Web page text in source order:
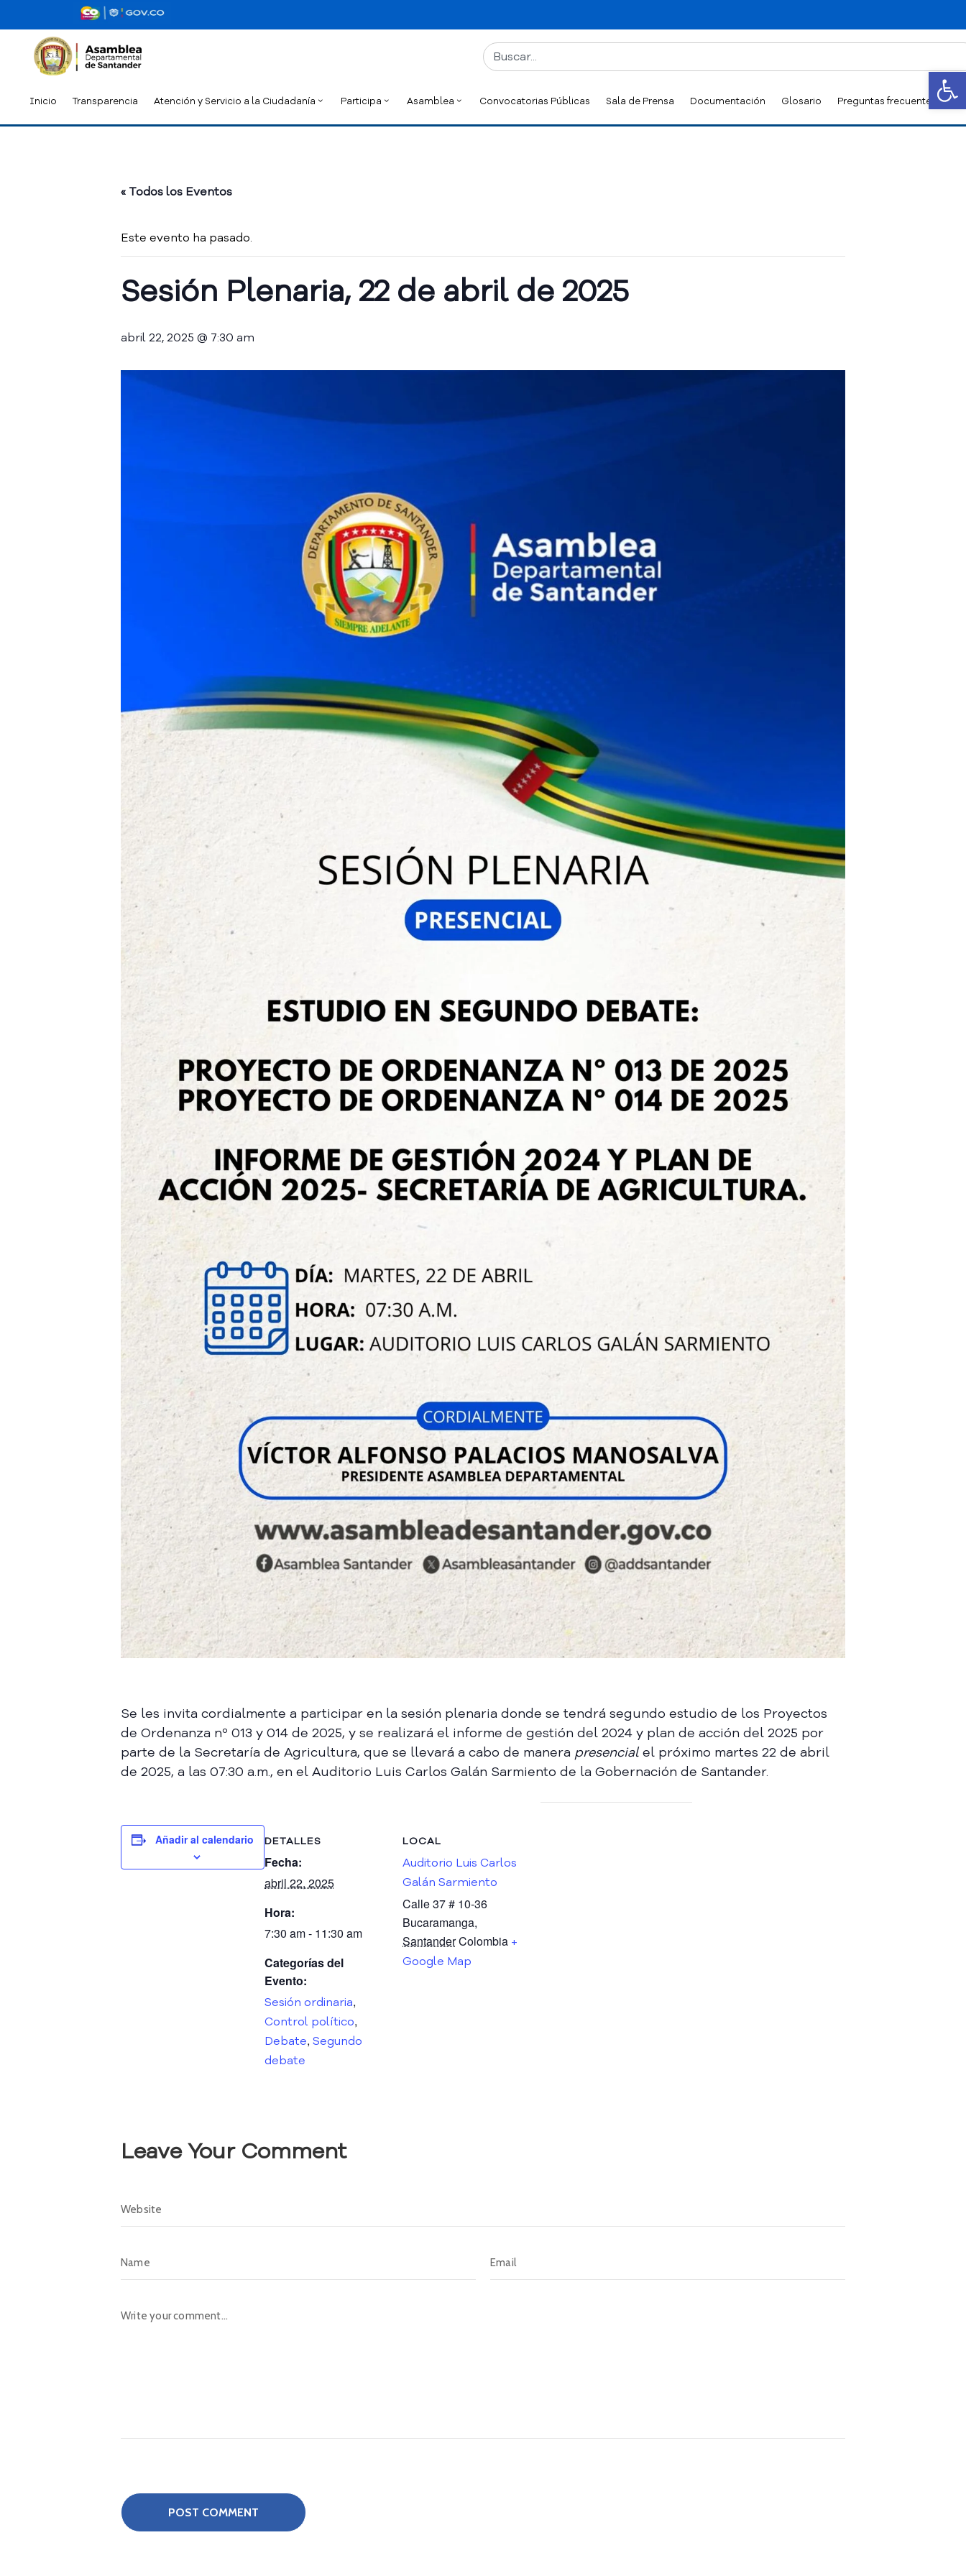
Inicio Transparencia Atención y Servicio a la Ciudadanía Participa Asamblea Convocatorias Públicas Sala de Prensa Documentación Glosario Preguntas frecuentes
« Todos los Eventos
Este evento ha pasado.
Sesión Plenaria, 22 de abril de 2025
abril 22, 2025 @ 7:30 am
Se les invita cordialmente a participar en la sesión plenaria donde se tendrá segundo estudio de los Proyectos
de Ordenanza nº 013 y 014 de 2025, y se realizará el informe de gestión del 2024 y plan de acción del 2025 por
parte de la Secretaría de Agricultura, que se llevará a cabo de manera presencialel próximo martes 22 de abril
de 2025, a las 07:30 a.m., en el Auditorio Luis Carlos Galán Sarmiento de la Gobernación de Santander.
Añadir al calendario DETALLES
Fecha:
abril 22, 2025
Hora:
7:30 am - 11:30 am
Categorías del
Evento:
Sesión ordinaria,
Control político,
Debate, Segundo
debate
LOCAL
Auditorio Luis Carlos
Galán Sarmiento
Calle 37 # 10-36
Bucaramanga,
SantanderColombia +
Google Map
Leave Your Comment